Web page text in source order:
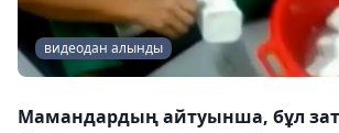
видеодан алынды
Мамандардың айтуынша, бұл